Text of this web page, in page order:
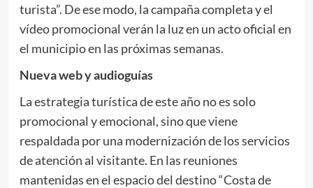
turista”. De ese modo, la campaña completa y el
vídeo promocional verán la luz en un acto oficial en
el municipio en las próximas semanas.
Nueva web y audioguías
La estrategia turística de este año no es solo
promocional y emocional, sino que viene
respaldada por una modernización de los servicios
de atención al visitante. En las reuniones
mantenidas en el espacio del destino “Costa de